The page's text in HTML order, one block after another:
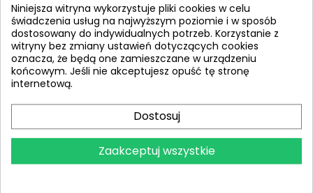
Razem(brutto) 0,00 zł
DEDYKOWANA OBSŁUGA
POMOŻEMY TELEFONICZNIE I MAILOWO
Niniejsza witryna wykorzystuje pliki cookies w celu
świadczenia usług na najwyższym poziomie i w sposób
dostosowany do indywidualnych potrzeb. Korzystanie z
witryny bez zmiany ustawień dotyczących cookies
oznacza, że będą one zamieszczane w urządzeniu
końcowym. Jeśli nie akceptujesz opuść tę stronę
internetową.
Dostosuj
Zaakceptuj wszystkie